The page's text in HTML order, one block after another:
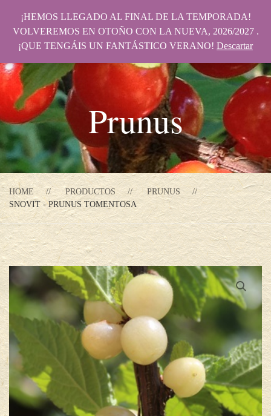
Prunus
HOME PRODUCTOS
PRUNUS
SNOVIT - PRUNUS TOMENTOSA
¡HEMOS LLEGADO AL FINAL DE LA TEMPORADA!
VOLVEREMOS EN OTOÑO CON LA NUEVA, 2026/2027 .
¡QUE TENGÁIS UN FANTÁSTICO VERANO! Descartar